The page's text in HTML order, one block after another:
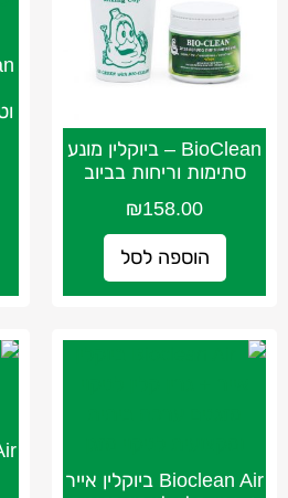
BioClean – ביוקלין מונע
סתימות וריחות בביוב
₪158.00
הוספה לסל
Bioclean Air ביוקלין אייר